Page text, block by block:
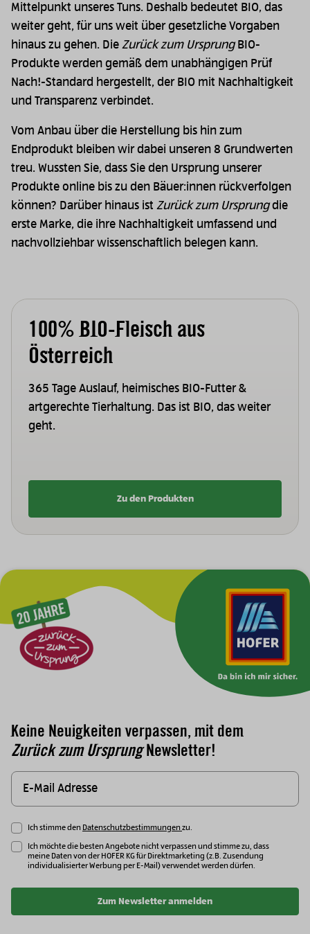
Mittelpunkt unseres Tuns. Deshalb bedeutet BIO, das
weiter geht, für uns weit über gesetzliche Vorgaben
hinaus zu gehen. Die Zurück zum UrsprungBIO-
Produkte werden gemäß dem unabhängigen Prüf
Nach!-Standard hergestellt, der BIO mit Nachhaltigkeit
und Transparenz verbindet.
Vom Anbau über die Herstellung bis hin zum
Endprodukt bleiben wir dabei unseren 8 Grundwerten
treu. Wussten Sie, dass Sie den Ursprung unserer
Produkte online bis zu den Bäuer:innen rückverfolgen
können? Darüber hinaus ist Zurück zum Ursprungdie
erste Marke, die ihre Nachhaltigkeit umfassend und
nachvollziehbar wissenschaftlich belegen kann.
100% BIO-Fleisch aus
Österreich
365 Tage Auslauf, heimisches BIO-Futter &
artgerechte Tierhaltung. Das ist BIO, das weiter
geht.
Zu den Produkten
Zur Hauptnavigation
Keine Neuigkeiten verpassen, mit dem
Zurück zum UrsprungNewsletter!
Ich stimme den Datenschutzbestimmungenzu.
Ich möchte die besten Angebote nicht verpassen und stimme zu, dass
meine Daten von der HOFER KG für Direktmarketing (z.B. Zusendung
individualisierter Werbung per E-Mail) verwendet werden dürfen.
Zum Newsletter anmelden